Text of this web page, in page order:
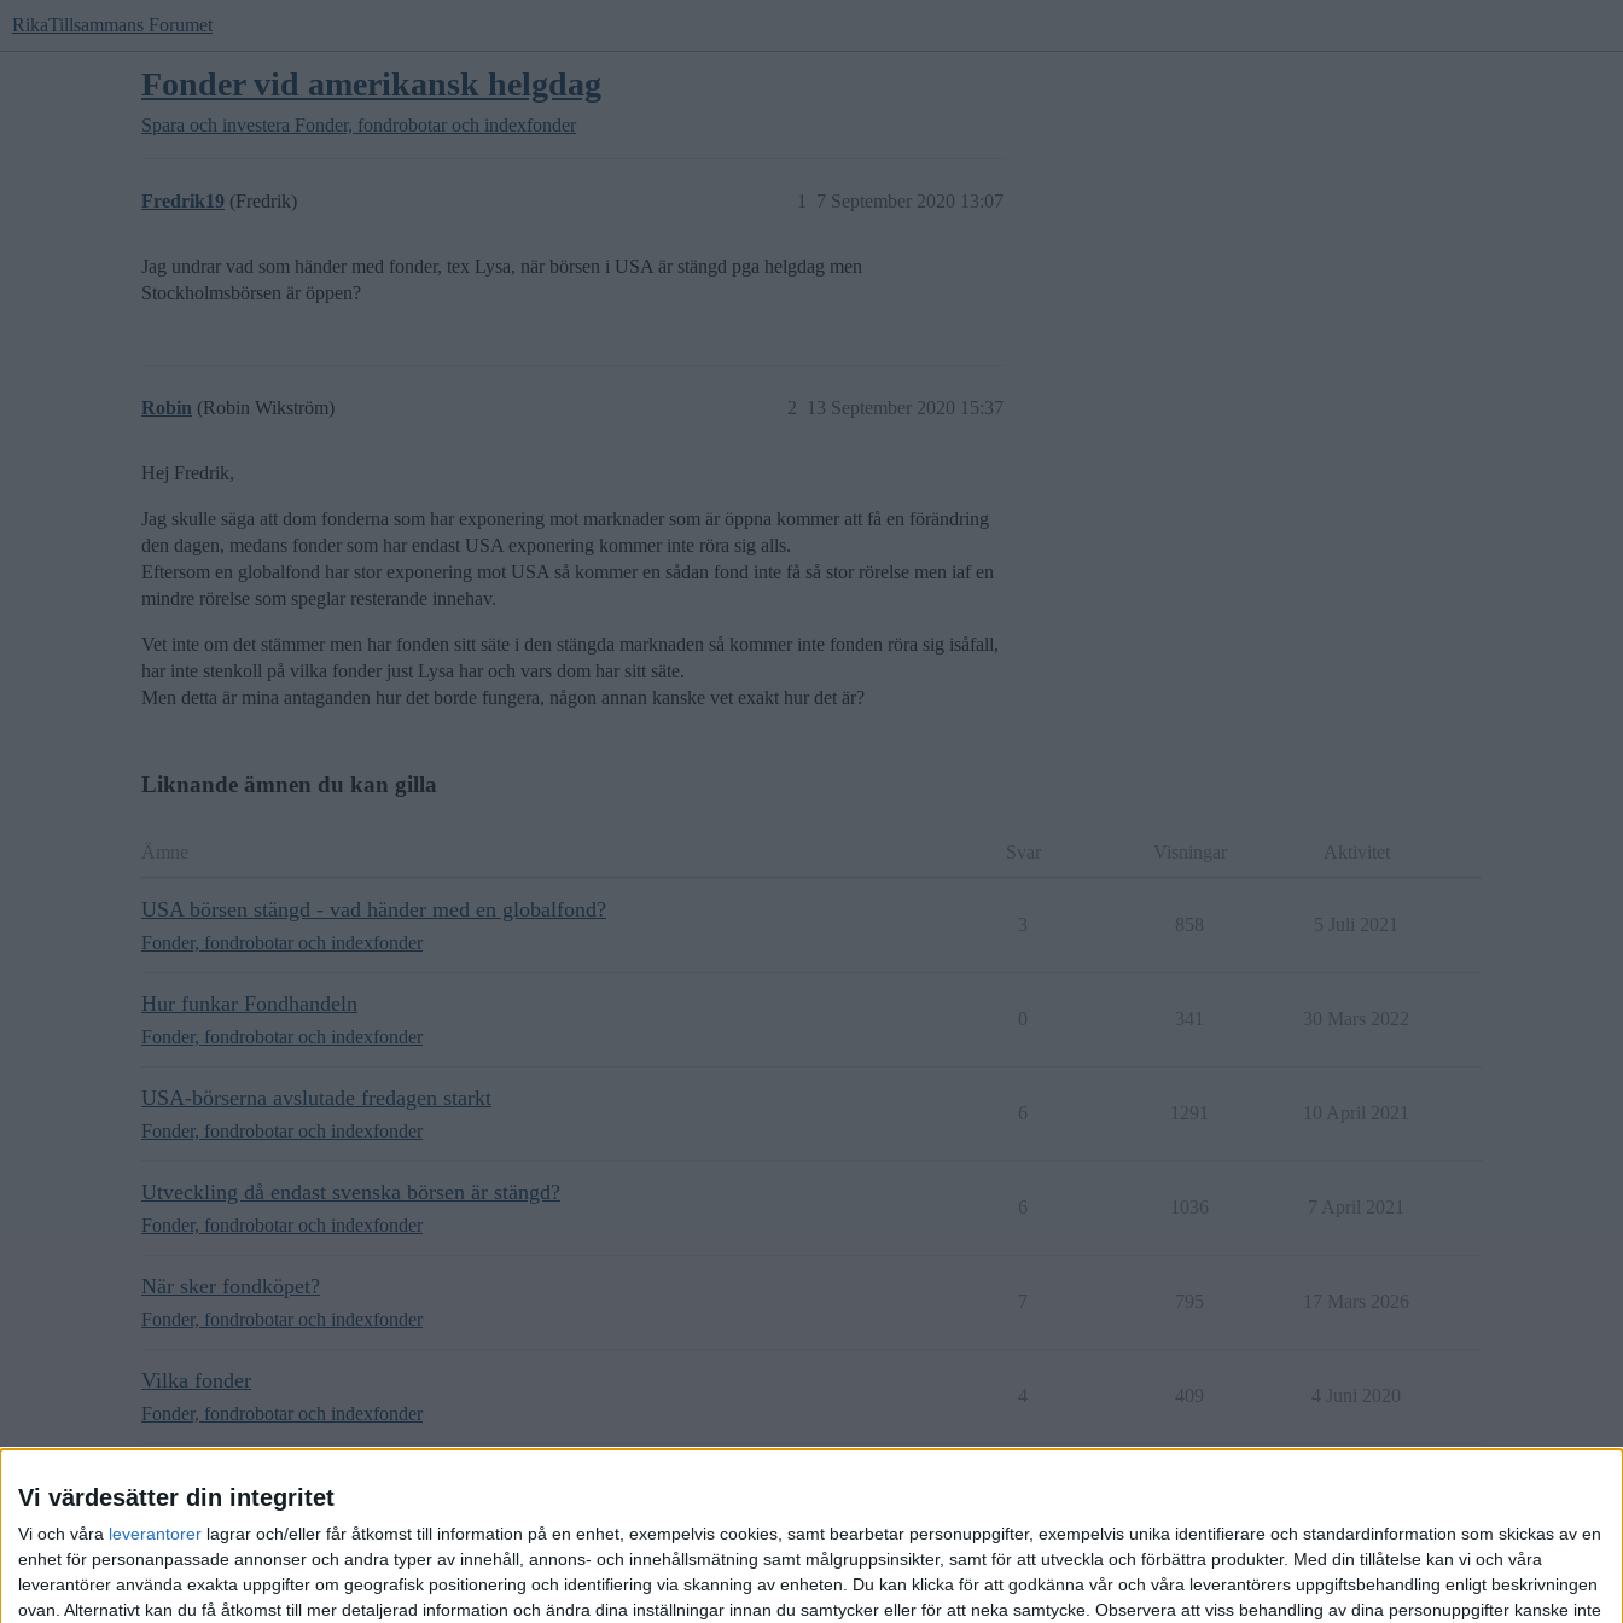
Vi värdesätter din integritet
Vi och våra leverantorer lagrar och/eller får åtkomst till information på en enhet, exempelvis cookies, samt bearbetar personuppgifter, exempelvis unika identifierare och standardinformation som skickas av en
enhet för personanpassade annonser och andra typer av innehåll, annons- och innehållsmätning samt målgruppsinsikter, samt för att utveckla och förbättra produkter. Med din tillåtelse kan vi och våra
leverantörer använda exakta uppgifter om geografisk positionering och identifiering via skanning av enheten. Du kan klicka för att godkänna vår och våra leverantörers uppgiftsbehandling enligt beskrivningen
ovan. Alternativt kan du få åtkomst till mer detaljerad information och ändra dina inställningar innan du samtycker eller för att neka samtycke. Observera att viss behandling av dina personuppgifter kanske inte
RikaTillsammans Forumet
Fonder vid amerikansk helgdag
Spara och investera Fonder, fondrobotar och indexfonder
Fredrik19 (Fredrik) 7 September 2020 13:07
1
Jag undrar vad som händer med fonder, tex Lysa, när börsen i USA är stängd pga helgdag men
Stockholmsbörsen är öppen?
Robin (Robin Wikström) 13 September 2020 15:37
2
Hej Fredrik,
Jag skulle säga att dom fonderna som har exponering mot marknader som är öppna kommer att få en förändring
den dagen, medans fonder som har endast USA exponering kommer inte röra sig alls.
Eftersom en globalfond har stor exponering mot USA så kommer en sådan fond inte få så stor rörelse men iaf en
mindre rörelse som speglar resterande innehav.
Vet inte om det stämmer men har fonden sitt säte i den stängda marknaden så kommer inte fonden röra sig isåfall,
har inte stenkoll på vilka fonder just Lysa har och vars dom har sitt säte.
Men detta är mina antaganden hur det borde fungera, någon annan kanske vet exakt hur det är?
Liknande ämnen du kan gilla
Ämne Svar Visningar Aktivitet
USA börsen stängd - vad händer med en globalfond?
Fonder, fondrobotar och indexfonder
3 858 5 Juli 2021
Hur funkar Fondhandeln
Fonder, fondrobotar och indexfonder
0 341 30 Mars 2022
USA-börserna avslutade fredagen starkt
Fonder, fondrobotar och indexfonder
6 1291 10 April 2021
Utveckling då endast svenska börsen är stängd?
Fonder, fondrobotar och indexfonder
6 1036 7 April 2021
När sker fondköpet?
Fonder, fondrobotar och indexfonder
7 795 17 Mars 2026
Vilka fonder
Fonder, fondrobotar och indexfonder
4 409 4 Juni 2020
Fonder, fondrobotar och indexfonder